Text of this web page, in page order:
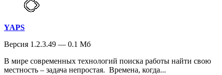
YAPS
Версия 1.2.3.49 — 0.1 Мб
В мире современных технологий поиска работы найти свою
местность – задача непростая. Времена, когда...